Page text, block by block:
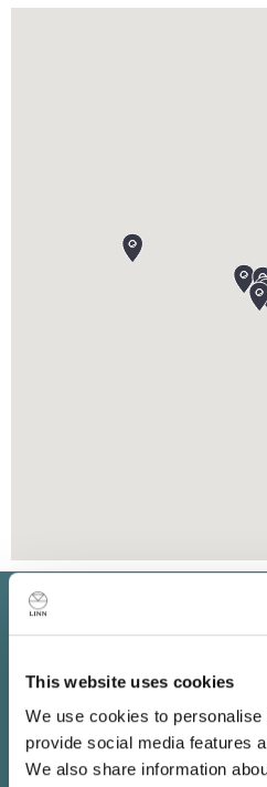
This website uses cookies
We use cookies to
provide social media features
We also share information
Bleiben Sie
Laufenden
Abonnieren Sie unseren
über die neuesten Linn
exklusive Events in Ihrer Nähe.